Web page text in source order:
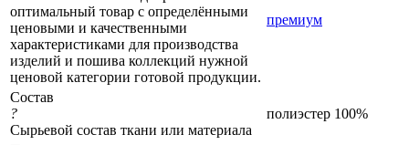
оптимальный товар с определёнными
ценовыми и качественными
характеристиками для производства
изделий и пошива коллекций нужной
ценовой категории готовой продукции.
премиум
Состав
?
Сырьевой состав ткани или материала
полиэстер 100%